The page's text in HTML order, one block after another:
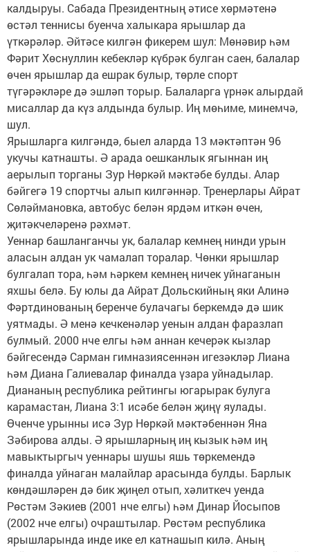
калдыруы. Сабада Президентның әтисе хөрмәтенә
өстәл теннисы буенча халыкара ярышлар да
үткәрәләр. Әйтәсе килгән фикерем шул: Мөнәвир һәм
Фәрит Хөснуллин кебекләр күбрәк булган саен, балалар
өчен ярышлар да ешрак булыр, төрле спорт
түгәрәкләре дә эшләп торыр. Балаларга үрнәк алырдай
мисаллар да күз алдында булыр. Иң мөһиме, минемчә,
шул.
Ярышларга килгәндә, быел аларда 13 мәктәптән 96
укучы катнашты. Ә арада оешканлык ягыннан иң
аерылып торганы Зур Нөркәй мәктәбе булды. Алар
бәйгегә 19 спортчы алып килгәннәр. Тренерлары Айрат
Сөләймановка, автобус белән ярдәм иткән өчен,
җитәкчеләренә рәхмәт.
Уеннар башланганчы ук, балалар кемнең нинди урын
аласын алдан ук чамалап торалар. Чөнки ярышлар
булгалап тора, һәм һәркем кемнең ничек уйнаганын
яхшы белә. Бу юлы да Айрат Дольскийның яки Алинә
Фәртдинованың беренче булачагы беркемдә дә шик
уятмады. Ә менә кечкенәләр уенын алдан фаразлап
булмый. 2000 нче елгы һәм аннан кечерәк кызлар
бәйгесендә Сарман гимназиясеннән игезәкләр Лиана
һәм Диана Галиевалар финалда үзара уйнадылар.
Диананың республика рейтингы югарырак булуга
карамастан, Лиана 3:1 исәбе белән җиңү яулады.
Өченче урынны исә Зур Нөркәй мәктәбеннән Яна
Зәбирова алды. Ә ярышларның иң кызык һәм иң
мавыктыргыч уеннары шушы яшь төркемендә
финалда уйнаган малайлар арасында булды. Барлык
көндәшләрен дә бик җиңел отып, хәлиткеч уенда
Рөстәм Зәкиев (2001 нче елгы) һәм Динар Йосыпов
(2002 нче елгы) очраштылар. Рөстәм республика
ярышларында инде ике ел катнашып килә. Аның